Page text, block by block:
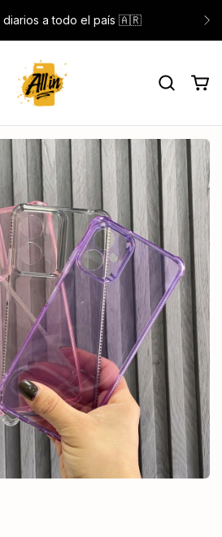
a todo el país 🇦🇷